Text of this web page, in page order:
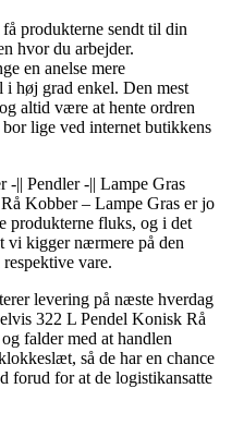
produkterne sendt til din
hvor du arbejder.
en anelse mere
i høj grad enkel. Den mest
altid være at hente ordren
lige ved internet butikkens
-|| Pendler -|| Lampe Gras
Kobber – Lampe Gras er jo
produkterne fluks, og i det
vi kigger nærmere på den
vare.
levering på næste hverdag
322 L Pendel Konisk Rå
falder med at handlen
så de har en chance
forud for at de logistikansatte